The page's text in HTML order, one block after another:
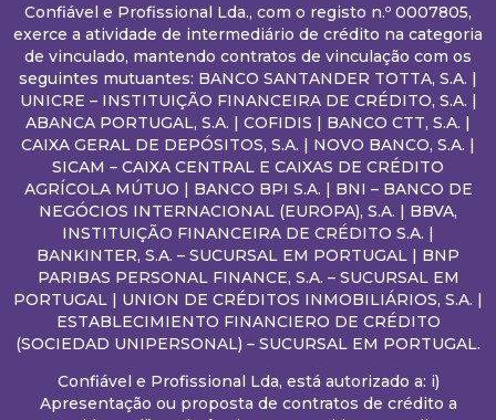
Confiável e Profissional Lda., com o registo n.º 0007805,
exerce a atividade de intermediário de crédito na categoria
de vinculado, mantendo contratos de vinculação com os
seguintes mutuantes: BANCO SANTANDER TOTTA, S.A. |
UNICRE – INSTITUIÇÃO FINANCEIRA DE CRÉDITO, S.A. |
ABANCA PORTUGAL, S.A. | COFIDIS | BANCO CTT, S.A. |
CAIXA GERAL DE DEPÓSITOS, S.A. | NOVO BANCO, S.A. |
SICAM – CAIXA CENTRAL E CAIXAS DE CRÉDITO
AGRÍCOLA MÚTUO | BANCO BPI S.A. | BNI – BANCO DE
NEGÓCIOS INTERNACIONAL (EUROPA), S.A. | BBVA,
INSTITUIÇÃO FINANCEIRA DE CRÉDITO S.A. |
BANKINTER, S.A. – SUCURSAL EM PORTUGAL | BNP
PARIBAS PERSONAL FINANCE, S.A. – SUCURSAL EM
PORTUGAL | UNION DE CRÉDITOS INMOBILIÁRIOS, S.A. |
ESTABLECIMIENTO FINANCIERO DE CRÉDITO
(SOCIEDAD UNIPERSONAL) – SUCURSAL EM PORTUGAL.
Confiável e Profissional Lda, está autorizado a: i)
Apresentação ou proposta de contratos de crédito a